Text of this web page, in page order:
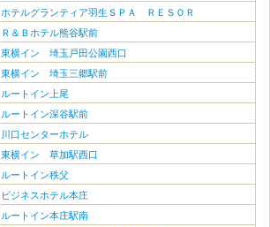
ホテルグランティア羽生ＳＰＡ ＲＥＳＯＲ
Ｒ＆Ｂホテル熊谷駅前
東横イン 埼玉戸田公園西口
東横イン 埼玉三郷駅前
ルートイン上尾
ルートイン深谷駅前
川口センターホテル
東横イン 草加駅西口
ルートイン秩父
ビジネスホテル本庄
ルートイン本庄駅南